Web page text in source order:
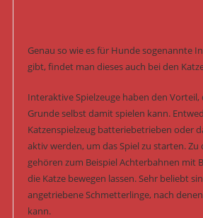
Genau so wie es für Hunde sogenannte
gibt, findet man dieses auch bei den
Interaktive Spielzeuge haben den Vorteil,
Grunde selbst damit spielen kann.
Katzenspielzeug batteriebetrieben oder
aktiv werden, um das Spiel zu starten. Zu
gehören zum Beispiel Achterbahnen mit
die Katze bewegen lassen. Sehr beliebt
angetriebene Schmetterlinge, nach
kann.